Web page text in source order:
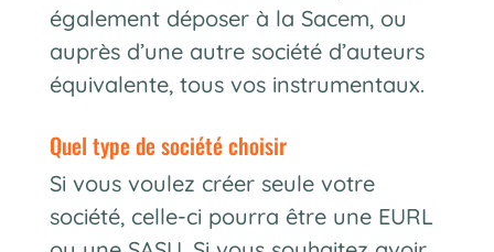
également déposer à la Sacem, ou
auprès d’une autre société d’auteurs
équivalente, tous vos instrumentaux.
quel type de société choisir
Si vous voulez créer seule votre
société, celle-ci pourra être une EURL